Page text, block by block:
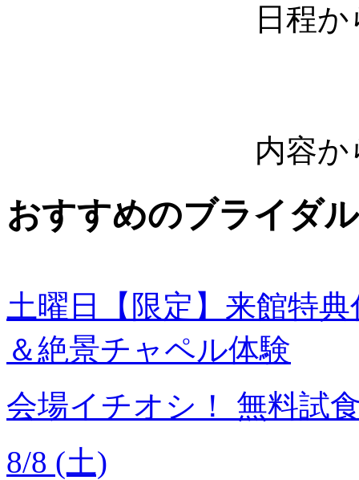
日程か
内容か
おすすめのブライダ
土曜日【限定】来館特
＆絶景チャペル体験
会場イチオシ！
無料試
8/8 (土)